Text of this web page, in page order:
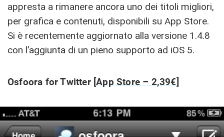
appresta a rimanere ancora uno dei titoli migliori,
per grafica e contenuti, disponibili su App Store.
Si è recentemente aggiornato alla versione 1.4.8
con l’aggiunta di un pieno supporto ad iOS 5.
Osfoora for Twitter [App Store – 2,39€]